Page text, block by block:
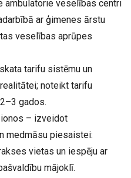
ambulatorie veselības centri
ar ģimenes ārstu
veselības aprūpes
tarifu sistēmu un
noteikt tarifu
gados.
– izveidot
medmāsu piesaistei:
vietas un iespēju ar
mājoklī.